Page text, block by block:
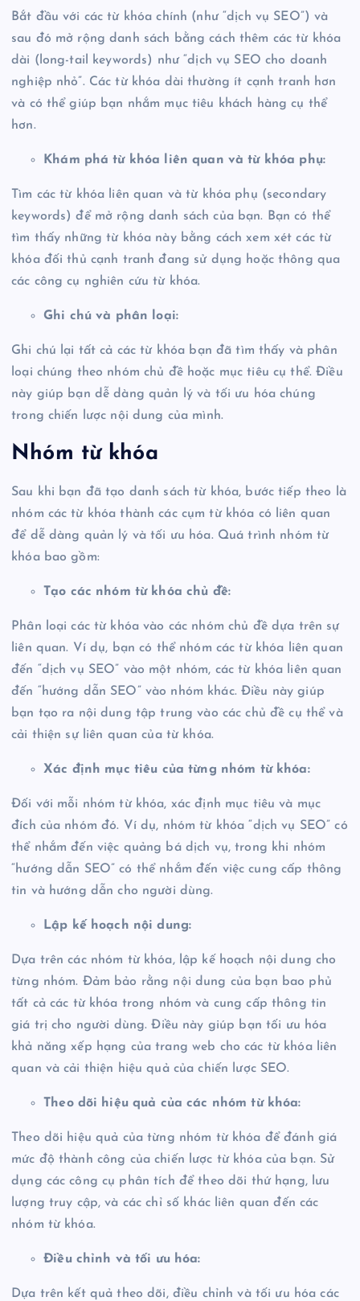
Bắt đầu với các từ khóa chính (như “dịch vụ SEO”) và
sau đó mở rộng danh sách bằng cách thêm các từ khóa
dài (long-tail keywords) như “dịch vụ SEO cho doanh
nghiệp nhỏ”. Các từ khóa dài thường ít cạnh tranh hơn
và có thể giúp bạn nhắm mục tiêu khách hàng cụ thể
hơn.
Khám phá từ khóa liên quan và từ khóa phụ:
Tìm các từ khóa liên quan và từ khóa phụ (secondary
keywords) để mở rộng danh sách của bạn. Bạn có thể
tìm thấy những từ khóa này bằng cách xem xét các từ
khóa đối thủ cạnh tranh đang sử dụng hoặc thông qua
các công cụ nghiên cứu từ khóa.
Ghi chú và phân loại:
Ghi chú lại tất cả các từ khóa bạn đã tìm thấy và phân
loại chúng theo nhóm chủ đề hoặc mục tiêu cụ thể. Điều
này giúp bạn dễ dàng quản lý và tối ưu hóa chúng
trong chiến lược nội dung của mình.
Nhóm từ khóa
Sau khi bạn đã tạo danh sách từ khóa, bước tiếp theo là
nhóm các từ khóa thành các cụm từ khóa có liên quan
để dễ dàng quản lý và tối ưu hóa. Quá trình nhóm từ
khóa bao gồm:
Tạo các nhóm từ khóa chủ đề:
Phân loại các từ khóa vào các nhóm chủ đề dựa trên sự
liên quan. Ví dụ, bạn có thể nhóm các từ khóa liên quan
đến “dịch vụ SEO” vào một nhóm, các từ khóa liên quan
đến “hướng dẫn SEO” vào nhóm khác. Điều này giúp
bạn tạo ra nội dung tập trung vào các chủ đề cụ thể và
cải thiện sự liên quan của từ khóa.
Xác định mục tiêu của từng nhóm từ khóa:
Đối với mỗi nhóm từ khóa, xác định mục tiêu và mục
đích của nhóm đó. Ví dụ, nhóm từ khóa “dịch vụ SEO” có
thể nhắm đến việc quảng bá dịch vụ, trong khi nhóm
“hướng dẫn SEO” có thể nhắm đến việc cung cấp thông
tin và hướng dẫn cho người dùng.
Lập kế hoạch nội dung:
Dựa trên các nhóm từ khóa, lập kế hoạch nội dung cho
từng nhóm. Đảm bảo rằng nội dung của bạn bao phủ
tất cả các từ khóa trong nhóm và cung cấp thông tin
giá trị cho người dùng. Điều này giúp bạn tối ưu hóa
khả năng xếp hạng của trang web cho các từ khóa liên
quan và cải thiện hiệu quả của chiến lược SEO.
Theo dõi hiệu quả của các nhóm từ khóa:
Theo dõi hiệu quả của từng nhóm từ khóa để đánh giá
mức độ thành công của chiến lược từ khóa của bạn. Sử
dụng các công cụ phân tích để theo dõi thứ hạng, lưu
lượng truy cập, và các chỉ số khác liên quan đến các
nhóm từ khóa.
Điều chỉnh và tối ưu hóa:
Dựa trên kết quả theo dõi, điều chỉnh và tối ưu hóa các